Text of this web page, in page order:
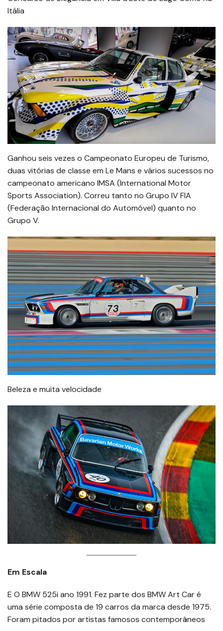
Itália
Ganhou seis vezes o Campeonato Europeu de Turismo,
duas vitórias de classe em Le Mans e vários sucessos no
campeonato americano IMSA (International Motor
Sports Association). Correu tanto no Grupo IV FIA
(Federação Internacional do Automóvel) quanto no
Grupo V.
Beleza e muita velocidade
Em Escala
E O BMW 525i ano 1991. Fez parte dos BMW Art Car é
uma série composta de 19 carros da marca desde 1975.
Foram pitados por artistas famosos contemporâneos